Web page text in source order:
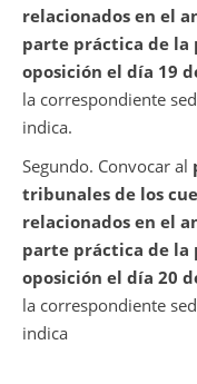
relacionados en el
parte práctica de la
oposición el día 19
la correspondiente
indica.
Segundo. Convocar al
tribunales de los
relacionados en el
parte práctica de la
oposición el día 20
la correspondiente
indica